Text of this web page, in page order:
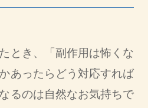
とき、「副作用は怖くな
あったらどう対応すれば
るのは自然なお気持ちで